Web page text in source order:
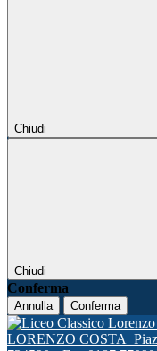
Chiudi
Chiudi
Conferma
Annulla Conferma
LORENZO COSTA